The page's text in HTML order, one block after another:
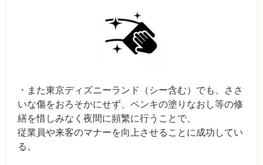
・また東京ディズニーランド（シー含む）でも、ささ
いな傷をおろそかにせず、ペンキの塗りなおし等の修
繕を惜しみなく夜間に頻繁に行うことで、
従業員や来客のマナーを向上させることに成功してい
る。